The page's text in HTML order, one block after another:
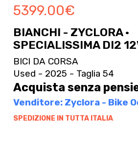
5399.00€
BIANCHI - ZYCLORA ·
SPECIALISSIMA DI2
BICI DA CORSA
Used - 2025 - Taglia 54
Acquista senza
Venditore: Zyclora - Bike
SPEDIZIONE IN TUTTA ITALIA